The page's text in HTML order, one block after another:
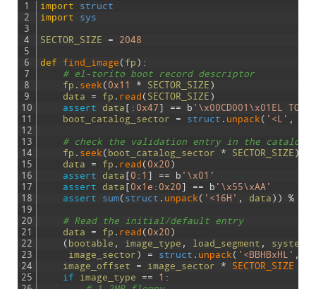
1
2
3
4
5
6
7
8
9
10
11
12
13
14
15
16
17
18
19
20
21
22
23
24
25
import
struct
import
sys
SECTOR_SIZE = 2048
def find_image ( fp ) :
# el-torito boot record descriptor
fp . seek ( 0x11 * SECTOR_SIZE )
data
= fp . read ( SECTOR_SIZE )
assert
data [ : 0x47] == b '\x00CD001\x01EL
boot_catalog_sector
= struct . unpack ( '<L' ,
# check the validation entry in the catalog
fp . seek ( boot_catalog_sector * SECTOR_SIZE )
data
= fp . read ( 0x20 )
assert
data [ 0 : 1 ] == b '\x01'
assert
data [ 0x1e : 0x20] == b '\x55\xAA'
assert
sum( struct . unpack ( '<16H' , data ) ) %
# Read the initial/default entry
data
= fp . read ( 0x20 )
( bootable , image_type , load_segment ,
image_sector ) = struct . unpack ( '<BBHBxHL' ,
image_offset
= image_sector *
SECTOR_SIZE
if
image_type == 1 :